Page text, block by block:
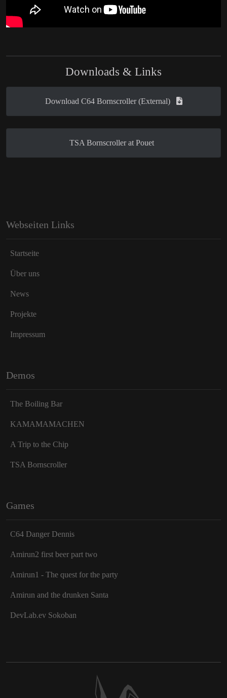
Downloads & Links
Download C64 Bornscroller (External)
TSA Bornscroller at Pouet
Webseiten Links
Startseite
Über uns
News
Projekte
Impressum
Demos
The Boiling Bar
KAMAMAMACHEN
A Trip to the Chip
TSA Bornscroller
Games
C64 Danger Dennis
Amirun2 first beer part two
Amirun1 - The quest for the party
Amirun and the drunken Santa
DevLab.ev Sokoban